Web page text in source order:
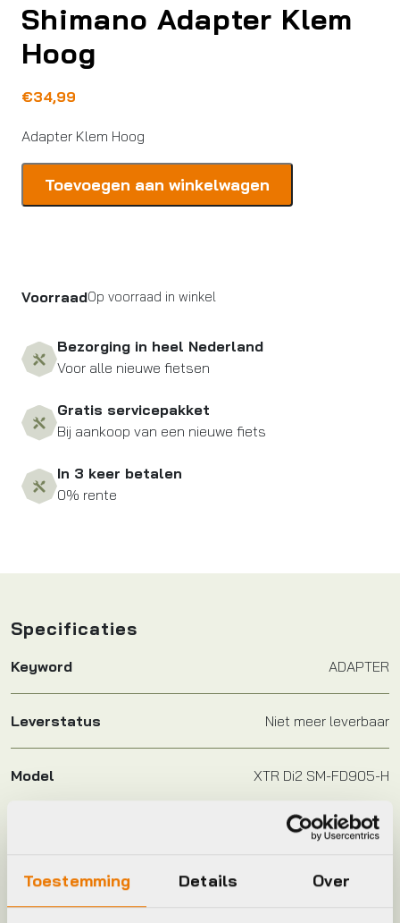
Toestemming Details Over
Shimano Adapter Klem
Hoog
€34,99
Adapter Klem Hoog
Adapter
Toevoegen aan winkelwagen
VoorraadOp voorraad in winkel
Bezorging in heel Nederland
Voor alle nieuwe fietsen
Gratis servicepakket
Bij aankoop van een nieuwe fiets
In 3 keer betalen
0% rente
Specificaties
Keyword ADAPTER
Leverstatus Niet meer leverbaar
Model XTR Di2 SM-FD905-H
Shimano
Jaar